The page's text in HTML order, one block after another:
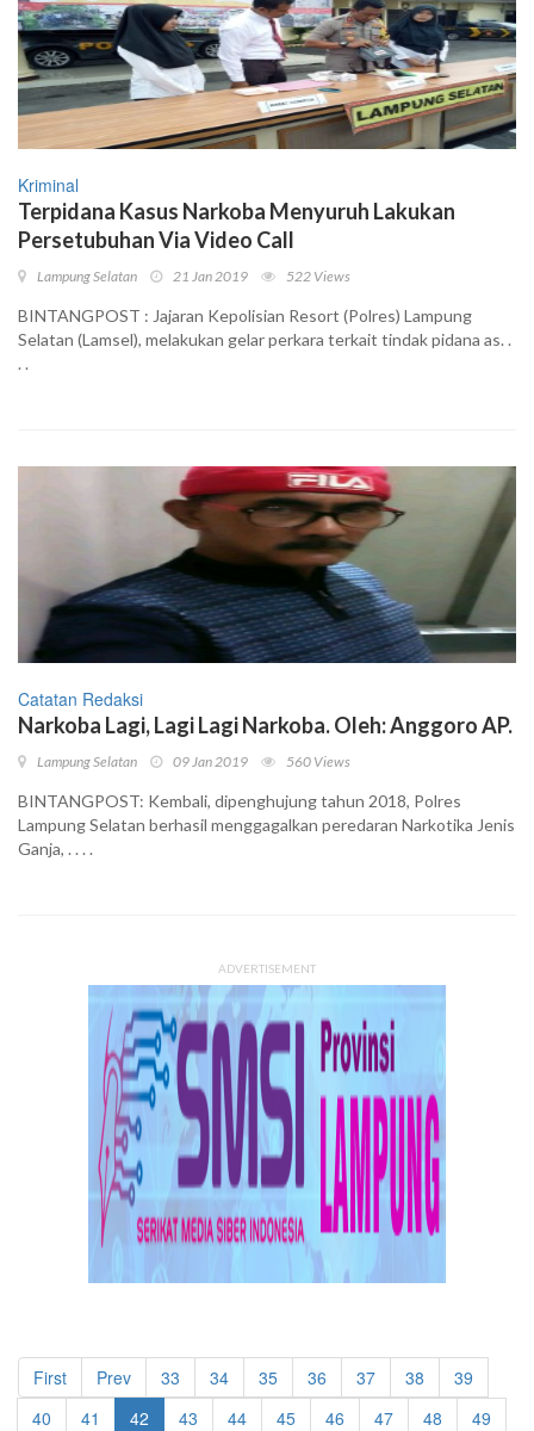
Kriminal
Terpidana Kasus Narkoba Menyuruh Lakukan
Persetubuhan Via Video Call
Lampung Selatan 21 Jan 2019 522 Views
BINTANGPOST : Jajaran Kepolisian Resort (Polres) Lampung
Selatan (Lamsel), melakukan gelar perkara terkait tindak pidana as. .
. .
Catatan Redaksi
Narkoba Lagi, Lagi Lagi Narkoba. Oleh: Anggoro AP.
Lampung Selatan 09 Jan 2019 560 Views
BINTANGPOST: Kembali, dipenghujung tahun 2018, Polres
Lampung Selatan berhasil menggagalkan peredaran Narkotika Jenis
Ganja, . . . .
ADVERTISEMENT
First Prev 33 34 35 36 37 38
39
40
41 42 43 44 45 46 47 48
49